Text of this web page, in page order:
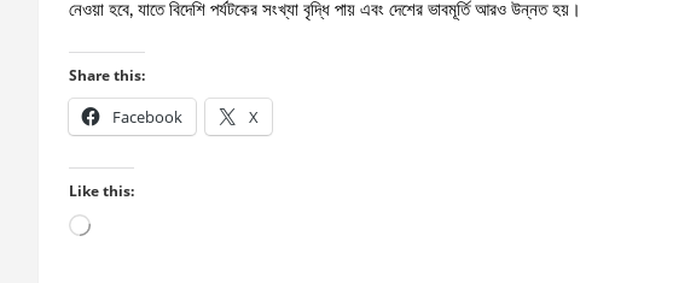
নেওয়া হবে, যাতে বিদেশি পর্যটকের সংখ্যা বৃদ্ধি পায় এবং দেশের ভাবমূর্তি আরও উন্নত হয়।
Share this:
Facebook X
Like this:
Loading…